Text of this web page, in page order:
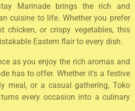
Marinade brings the rich and
cuisine to life. Whether you prefer
chicken, or crispy vegetables, this
Eastern flair to every dish.
as you enjoy the rich aromas and
has to offer. Whether it's a festive
meal, or a casual gathering, Toko
every occasion into a culinary